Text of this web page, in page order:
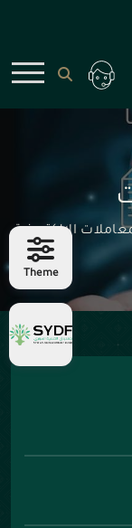
Theme
الإلكترونية